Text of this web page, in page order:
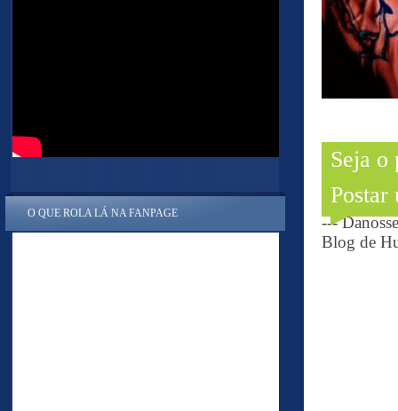
Seja o
Postar
---
Blog de
O QUE ROLA LÁ NA FANPAGE